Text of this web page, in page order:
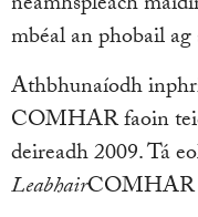
mbéal an phobail
Athbhunaíodh
COMHAR faoin
deireadh 2009. Tá
LeabhairCOMHAR